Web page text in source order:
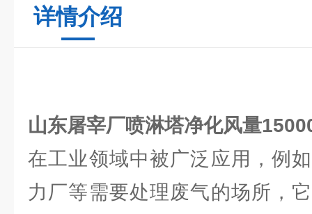
详情介绍
山东屠宰厂喷淋塔净化风量
在工业领域中被广泛应用，例
力厂等需要处理废气的场所，